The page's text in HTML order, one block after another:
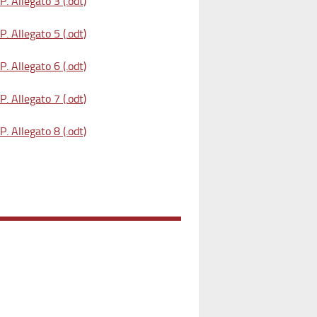
Allegato 5 (.odt)
Allegato 6 (.odt)
Allegato 7 (.odt)
Allegato 8 (.odt)